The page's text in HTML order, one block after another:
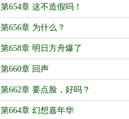
第654章 这不造假吗！
第656章 为什么？
第658章 明日方舟爆了
第660章 回声
第662章 要点脸，好吗？
第664章 幻想嘉年华